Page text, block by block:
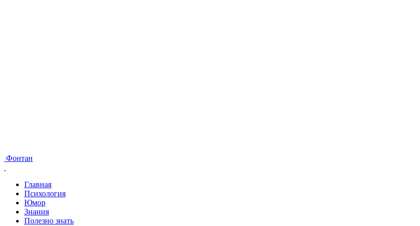
Фонтан
Главная
Психология
Юмор
Знания
Полезно знать